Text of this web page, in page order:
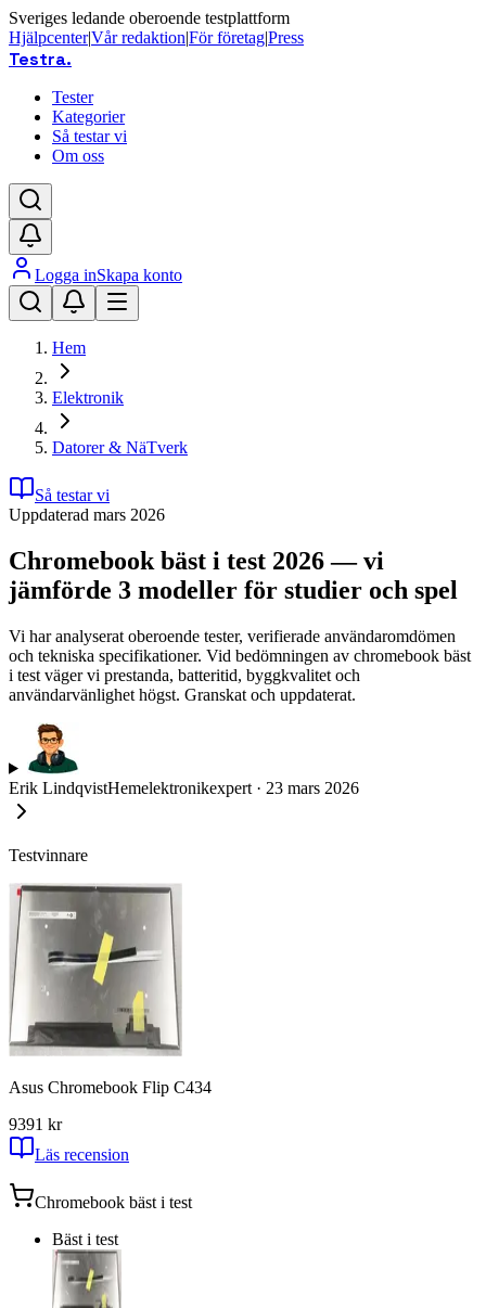
Sveriges ledande oberoende testplattform
Hjälpcenter|Vår redaktion|För företag|Press
Testra.
Tester
Kategorier
Så testar vi
Om oss
Logga inSkapa konto
Hem
Elektronik
Datorer & NäTverk
Så testar vi
Uppdaterad mars 2026
Chromebook bäst i test 2026 — vi
jämförde 3 modeller för studier och spel
Vi har analyserat oberoende tester, verifierade användaromdömen
och tekniska specifikationer. Vid bedömningen av chromebook bäst
i test väger vi prestanda, batteritid, byggkvalitet och
användarvänlighet högst. Granskat och uppdaterat.
Erik LindqvistHemelektronikexpert · 23 mars 2026
Testvinnare
Asus Chromebook Flip C434
9391 kr
Läs recension
Chromebook bäst i test
Bäst i test